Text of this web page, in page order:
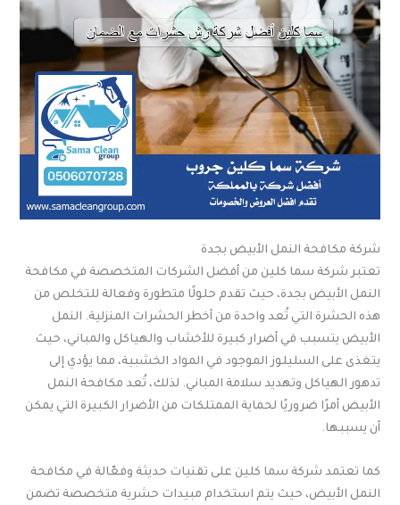
شركة مكافحة النمل الأبيض بجدة
تعتبر شركة سما كلين من أفضل الشركات المتخصصة في مكافحة
النمل الأبيض بجدة، حيث تقدم حلولًا متطورة وفعالة للتخلص من
هذه الحشرة التي تُعد واحدة من أخطر الحشرات المنزلية. النمل
الأبيض يتسبب في أضرار كبيرة للأخشاب والهياكل والمباني، حيث
يتغذى على السليلوز الموجود في المواد الخشبية، مما يؤدي إلى
تدهور الهياكل وتهديد سلامة المباني. لذلك، تُعد مكافحة النمل
الأبيض أمرًا ضروريًا لحماية الممتلكات من الأضرار الكبيرة التي يمكن
أن يسببها.
كما تعتمد شركة سما كلين على تقنيات حديثة وفعّالة في مكافحة
النمل الأبيض، حيث يتم استخدام مبيدات حشرية متخصصة تضمن